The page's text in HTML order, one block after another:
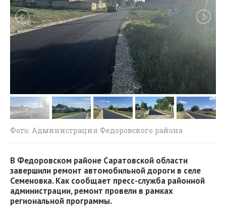
Фото: Администрация Федоровского района
В Федоровском районе Саратовской области
завершили ремонт автомобильной дороги в селе
Семеновка. Как сообщает пресс-служба районной
администрации, ремонт провели в рамках
региональной программы.